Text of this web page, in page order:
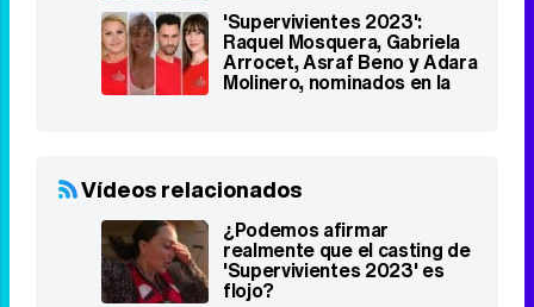
'Supervivientes 2023':
Raquel Mosquera, Gabriela
Arrocet, Asraf Beno y Adara
Molinero, nominados en la
Vídeos relacionados
¿Podemos afirmar
realmente que el casting de
'Supervivientes 2023' es
flojo?